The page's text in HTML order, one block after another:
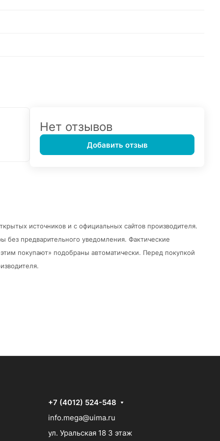
Нет отзывов
Добавить отзыв
источников и с официальных сайтов производителя.
без предварительного уведомления. Фактические
покупают» подобраны автоматически. Перед покупкой
+7 (4012) 524-548
info.mega@uima.ru
ул. Уральская 18 3 этаж